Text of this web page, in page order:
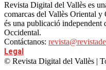
Revista Digital del Vallès es
comarcas del Vallès Oriental
és una publicació independent
Occidental.
Contáctanos:
Legal
© Revista Digital del Vallès |